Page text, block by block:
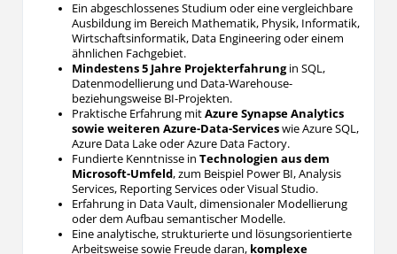
Ein abgeschlossenes Studium oder eine vergleichbare
Ausbildung im Bereich Mathematik, Physik, Informatik,
Wirtschaftsinformatik, Data Engineering oder einem
ähnlichen Fachgebiet.
Mindestens 5 Jahre Projekterfahrungin SQL,
Datenmodellierung und Data-Warehouse-
beziehungsweise BI-Projekten.
Praktische Erfahrung mitAzure Synapse Analytics
sowie weiteren Azure-Data-Serviceswie Azure SQL,
Azure Data Lake oder Azure Data Factory.
Fundierte Kenntnisse in Technologien aus dem
Microsoft-Umfeld, zum Beispiel Power BI, Analysis
Services, Reporting Services oder Visual Studio.
Erfahrung in Data Vault, dimensionaler Modellierung
oder dem Aufbau semantischer Modelle.
Eine analytische, strukturierte und lösungsorientierte
Arbeitsweise sowie Freude daran, komplexe